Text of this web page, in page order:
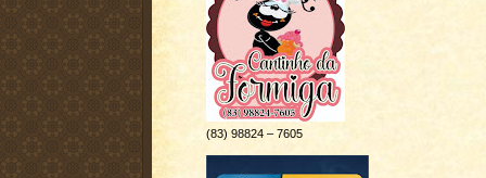
(83) 98824 – 7605